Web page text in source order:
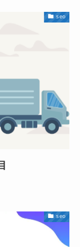
seo
seo